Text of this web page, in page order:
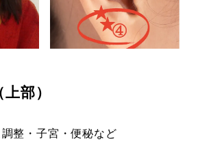
部）
整・子宮・便秘など